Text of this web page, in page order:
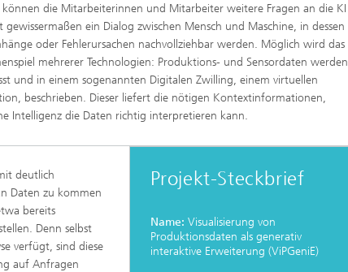
die Mitarbeiterinnen und Mitarbeiter weitere Fragen an die KI
gewissermaßen ein Dialog zwischen Mensch und Maschine, in dessen
oder Fehlerursachen nachvollziehbar werden. Möglich wird das
mehrerer Technologien: Produktions- und Sensordaten werden
und in einem sogenannten Digitalen Zwilling, einem virtuellen
beschrieben. Dieser liefert die nötigen Kontextinformationen,
Intelligenz die Daten richtig interpretieren kann.
deutlich
Daten zu kommen
bereits
Denn selbst
verfügt, sind diese
auf Anfragen
Projekt-Steckbrief
Name: Visualisierung von
Produktionsdaten als generativ
interaktive Erweiterung (ViPGeniE)